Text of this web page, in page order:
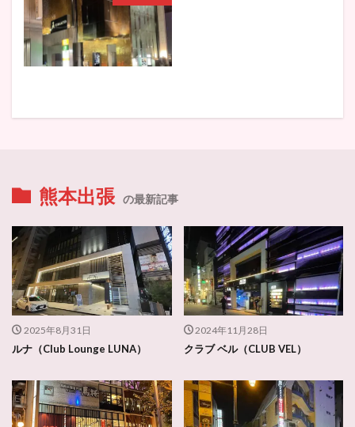
熊本出張 の最新記事
2025年8月31日
ルナ（Club Lounge LUNA）
2024年11月28日
クラブ ベル（CLUB VEL）